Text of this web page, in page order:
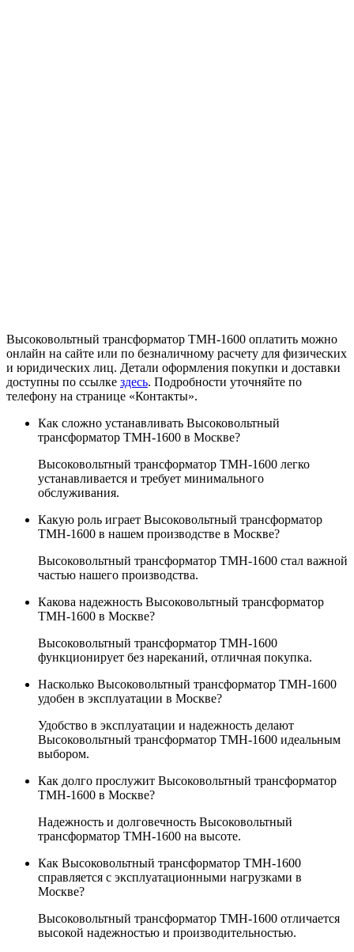
Высоковольтный трансформатор ТМН-1600 оплатить можно
онлайн на сайте или по безналичному расчету для физических
и юридических лиц. Детали оформления покупки и доставки
доступны по ссылке здесь. Подробности уточняйте по
телефону на странице «Контакты».
Как сложно устанавливать Высоковольтный
трансформатор ТМН-1600 в Москве?
Высоковольтный трансформатор ТМН-1600 легко
устанавливается и требует минимального
обслуживания.
Какую роль играет Высоковольтный трансформатор
ТМН-1600 в нашем производстве в Москве?
Высоковольтный трансформатор ТМН-1600 стал важной
частью нашего производства.
Какова надежность Высоковольтный трансформатор
ТМН-1600 в Москве?
Высоковольтный трансформатор ТМН-1600
функционирует без нареканий, отличная покупка.
Насколько Высоковольтный трансформатор ТМН-1600
удобен в эксплуатации в Москве?
Удобство в эксплуатации и надежность делают
Высоковольтный трансформатор ТМН-1600 идеальным
выбором.
Как долго прослужит Высоковольтный трансформатор
ТМН-1600 в Москве?
Надежность и долговечность Высоковольтный
трансформатор ТМН-1600 на высоте.
Как Высоковольтный трансформатор ТМН-1600
справляется с эксплуатационными нагрузками в
Москве?
Высоковольтный трансформатор ТМН-1600 отличается
высокой надежностью и производительностью.